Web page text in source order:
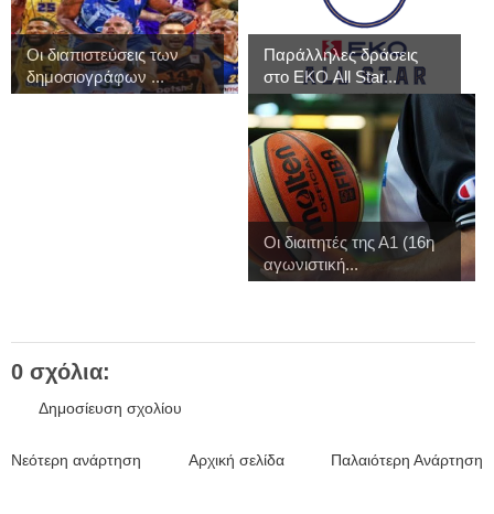
Οι διαπιστεύσεις των
δημοσιογράφων ...
Παράλληλες δράσεις
στο ΕΚΟ All Star...
Οι διαιτητές της Α1 (16η
αγωνιστική...
0 σχόλια:
Δημοσίευση σχολίου
Νεότερη ανάρτηση Παλαιότερη Ανάρτηση
Αρχική σελίδα